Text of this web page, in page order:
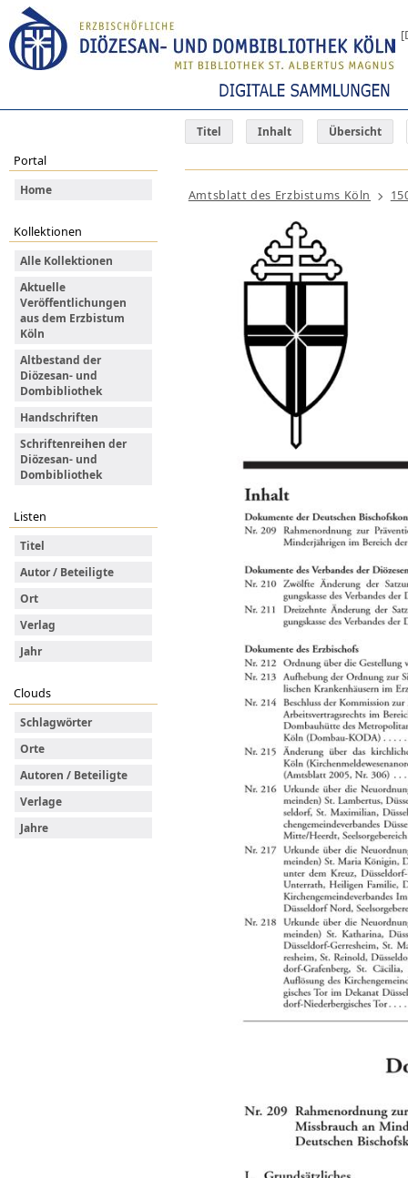
Titel Inhalt Übersicht
Portal
Home
Kollektionen
Alle Kollektionen
Aktuelle
Veröffentlichungen
aus dem Erzbistum
Köln
Altbestand der
Diözesan- und
Dombibliothek
Handschriften
Schriftenreihen der
Diözesan- und
Dombibliothek
Listen
Titel
Autor / Beteiligte
Ort
Verlag
Jahr
Clouds
Schlagwörter
Orte
Autoren / Beteiligte
Verlage
Jahre
Amtsblatt des Erzbistums Köln